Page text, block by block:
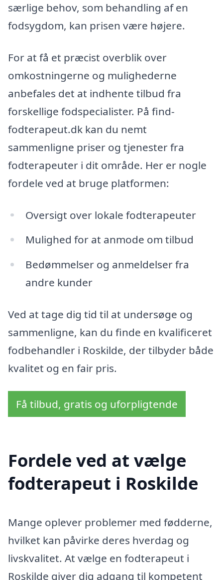
særlige behov, som behandling af en
fodsygdom, kan prisen være højere.
For at få et præcist overblik over
omkostningerne og mulighederne
anbefales det at indhente tilbud fra
forskellige fodspecialister. På find-
fodterapeut.dk kan du nemt
sammenligne priser og tjenester fra
fodterapeuter i dit område. Her er nogle
fordele ved at bruge platformen:
Oversigt over lokale fodterapeuter
Mulighed for at anmode om tilbud
Bedømmelser og anmeldelser fra
andre kunder
Ved at tage dig tid til at undersøge og
sammenligne, kan du finde en kvalificeret
fodbehandler i Roskilde, der tilbyder både
kvalitet og en fair pris.
Få tilbud, gratis og uforpligtende
Fordele ved at vælge
fodterapeut i Roskilde
Mange oplever problemer med fødderne,
hvilket kan påvirke deres hverdag og
livskvalitet. At vælge en fodterapeut i
Roskilde giver dig adgang til kompetent